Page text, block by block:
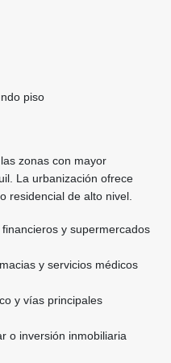
piso
zonas con mayor
La urbanización ofrece
residencial de alto nivel.
y supermercados
y servicios médicos
y vías principales
o inversión inmobiliaria